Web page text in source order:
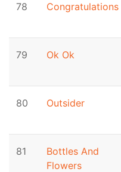
78 Congratulations
79 Ok Ok
80 Outsider
81
Bottles And
Flowers